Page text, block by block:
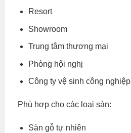
Resort
Showroom
Trung tâm thương mại
Phòng hội nghị
Công ty vệ sinh công nghiệp
Phù hợp cho các loại sàn:
Sàn gỗ tự nhiên